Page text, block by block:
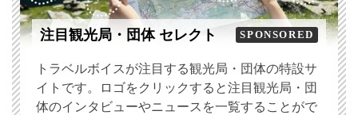
注目観光局・団体 セレクト SPONSORED
トラベルボイスが注目する観光局・団体の特設サ
イトです。ロゴをクリックすると注目観光局・団
体のインタビューやニュースを一覧することがで